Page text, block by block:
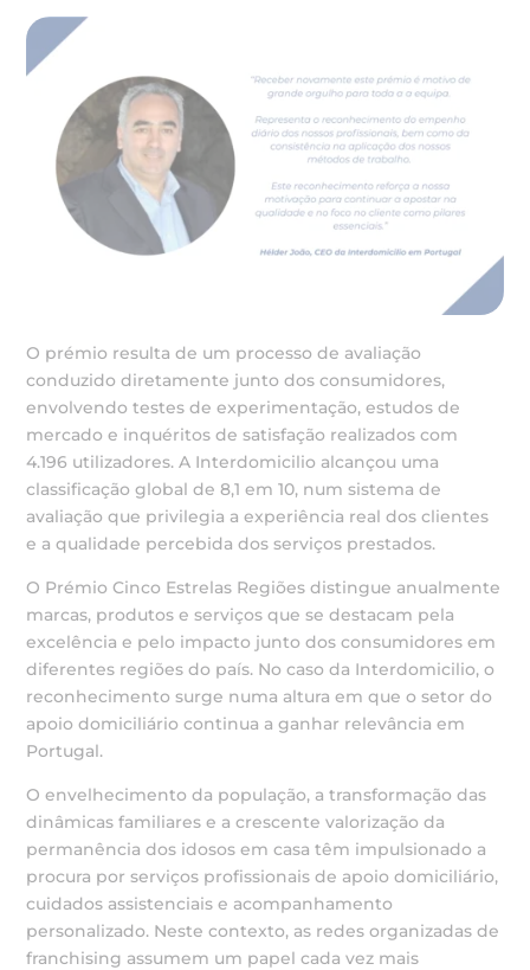
O prémio resulta de um processo de avaliação
conduzido diretamente junto dos consumidores,
envolvendo testes de experimentação, estudos de
mercado e inquéritos de satisfação realizados com
4.196 utilizadores. A Interdomicilio alcançou uma
classificação global de 8,1 em 10, num sistema de
avaliação que privilegia a experiência real dos clientes
e a qualidade percebida dos serviços prestados.
O Prémio Cinco Estrelas Regiões distingue anualmente
marcas, produtos e serviços que se destacam pela
excelência e pelo impacto junto dos consumidores em
diferentes regiões do país. No caso da Interdomicilio, o
reconhecimento surge numa altura em que o setor do
apoio domiciliário continua a ganhar relevância em
Portugal.
O envelhecimento da população, a transformação das
dinâmicas familiares e a crescente valorização da
permanência dos idosos em casa têm impulsionado a
procura por serviços profissionais de apoio domiciliário,
cuidados assistenciais e acompanhamento
personalizado. Neste contexto, as redes organizadas de
franchising assumem um papel cada vez mais